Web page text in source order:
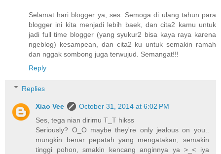
Selamat hari blogger ya, ses. Semoga di ulang tahun para
blogger ini kita menjadi lebih baek, dan cita2 kamu untuk
jadi full time blogger (yang syukur2 bisa kaya raya karena
ngeblog) kesampean, dan cita2 ku untuk semakin ramah
dan nggak sombong juga terwujud. Semangat!!!
Reply
Replies
Xiao Vee
October 31, 2014 at 6:02 PM
Ses, tega nian dirimu T_T hikss
Seriously? O_O maybe they're only jealous on you..
mungkin benar pepatah yang mengatakan, semakin
tinggi pohon, smakin kencang anginnya ya >_< iya